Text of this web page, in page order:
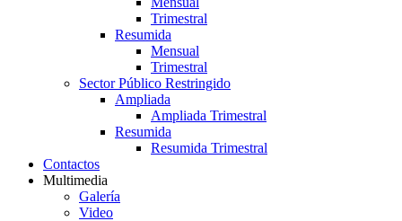
Trimestral
Resumida
Mensual
Trimestral
Sector Público Restringido
Ampliada
Ampliada Trimestral
Resumida
Resumida Trimestral
Contactos
Multimedia
Galería
Video